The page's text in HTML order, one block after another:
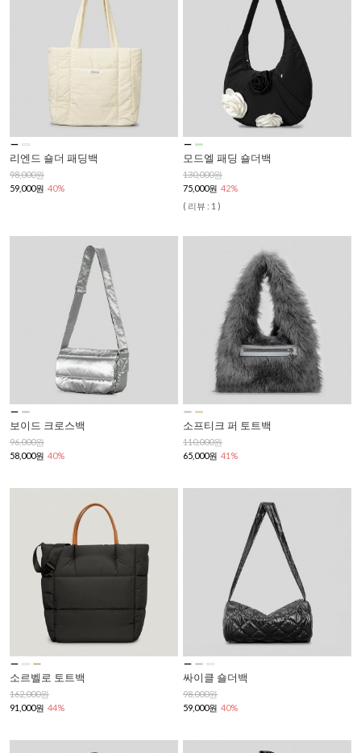
리엔드 숄더 패딩백
98,000원
59,000원 40%
모드엘 패딩 숄더백
130,000원
75,000원 42%
( 리뷰 : 1 )
보이드 크로스백
96,000원
58,000원 40%
소프티크 퍼 토트백
110,000원
65,000원 41%
소르벨로 토트백
162,000원
91,000원 44%
싸이클 숄더백
98,000원
59,000원 40%